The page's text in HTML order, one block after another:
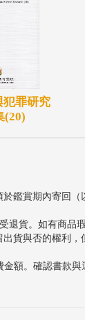
犯罪研究
(20)
鑑賞期內寄回
退貨。如有商品
貨與否的權利
額。確認書款